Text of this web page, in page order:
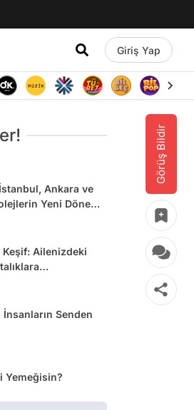
Giriş Yap
Görüş Bildir
Ankara ve
Yeni Dönem
Keşif: Ailenizdeki
Senden
Yemeğisin?